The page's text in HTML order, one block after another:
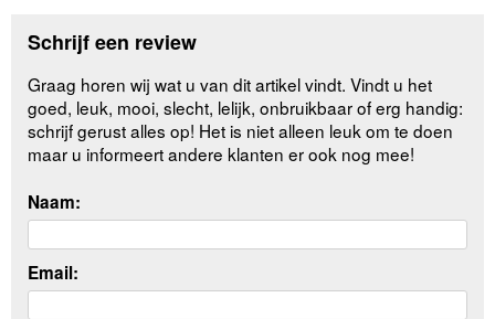
Schrijf een review
Graag horen wij wat u van dit artikel vindt. Vindt u het
goed, leuk, mooi, slecht, lelijk, onbruikbaar of erg handig:
schrijf gerust alles op! Het is niet alleen leuk om te doen
maar u informeert andere klanten er ook nog mee!
Naam:
Email: